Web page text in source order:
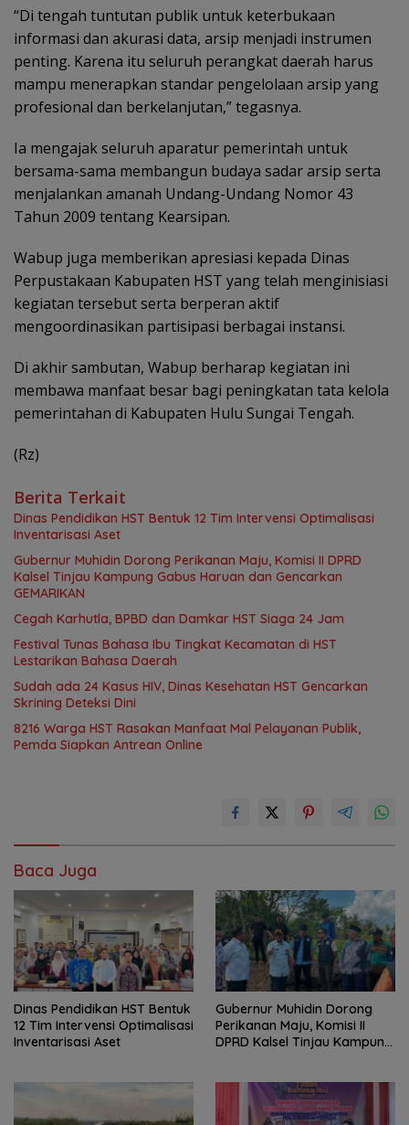
“Di tengah tuntutan publik untuk keterbukaan
informasi dan akurasi data, arsip menjadi instrumen
penting. Karena itu seluruh perangkat daerah harus
mampu menerapkan standar pengelolaan arsip yang
profesional dan berkelanjutan,” tegasnya.
Ia mengajak seluruh aparatur pemerintah untuk
bersama-sama membangun budaya sadar arsip serta
menjalankan amanah Undang-Undang Nomor 43
Tahun 2009 tentang Kearsipan.
Wabup juga memberikan apresiasi kepada Dinas
Perpustakaan Kabupaten HST yang telah menginisiasi
kegiatan tersebut serta berperan aktif
mengoordinasikan partisipasi berbagai instansi.
Di akhir sambutan, Wabup berharap kegiatan ini
membawa manfaat besar bagi peningkatan tata kelola
pemerintahan di Kabupaten Hulu Sungai Tengah.
(Rz)
Berita Terkait
Dinas Pendidikan HST Bentuk 12 Tim Intervensi Optimalisasi
Inventarisasi Aset
Gubernur Muhidin Dorong Perikanan Maju, Komisi II DPRD
Kalsel Tinjau Kampung Gabus Haruan dan Gencarkan
GEMARIKAN
Cegah Karhutla, BPBD dan Damkar HST Siaga 24 Jam
Festival Tunas Bahasa Ibu Tingkat Kecamatan di HST
Lestarikan Bahasa Daerah
Sudah ada 24 Kasus HIV, Dinas Kesehatan HST Gencarkan
Skrining Deteksi Dini
8216 Warga HST Rasakan Manfaat Mal Pelayanan Publik,
Pemda Siapkan Antrean Online
Baca Juga
Dinas Pendidikan HST Bentuk
12 Tim Intervensi Optimalisasi
Inventarisasi Aset
Gubernur Muhidin Dorong
Perikanan Maju, Komisi II
DPRD Kalsel Tinjau Kampung